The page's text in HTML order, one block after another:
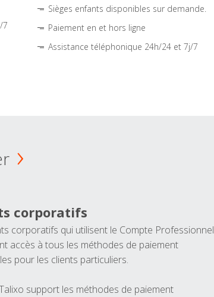
7
Sièges enfants disponibles sur demande.
Paiement en et hors ligne
Assistance téléphonique 24h/24 et 7j/7
corporatifs
corporatifs qui utilisent le Compte Professionnel
accès à tous les méthodes de paiement
pour les clients particuliers.
support les méthodes de paiement